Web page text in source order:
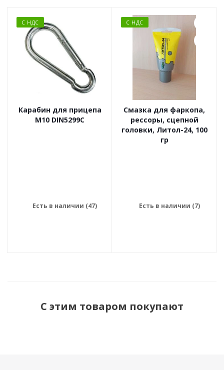
С НДС
Карабин для прицепа
М10 DIN5299C
Есть в наличии (47)
С НДС
Смазка для фаркопа,
рессоры, сцепной
головки, Литол-24, 100
гр
Есть в наличии (7)
С этим товаром покупают